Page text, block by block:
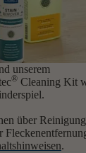
unserem
® Cleaning Kit
über
.